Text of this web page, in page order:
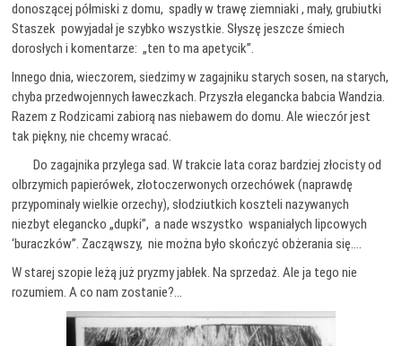
donoszącej półmiski z domu, spadły w trawę ziemniaki , mały, grubiutki
Staszek powyjadał je szybko wszystkie. Słyszę jeszcze śmiech
dorosłych i komentarze: „ten to ma apetycik”.
Innego dnia, wieczorem, siedzimy w zagajniku starych sosen, na starych,
chyba przedwojennych ławeczkach. Przyszła elegancka babcia Wandzia.
Razem z Rodzicami zabiorą nas niebawem do domu. Ale wieczór jest
tak piękny, nie chcemy wracać.
Do zagajnika przylega sad. W trakcie lata coraz bardziej złocisty od
olbrzymich papierówek, złotoczerwonych orzechówek (naprawdę
przypominały wielkie orzechy), słodziutkich koszteli nazywanych
niezbyt elegancko „dupki”, a nade wszystko wspaniałych lipcowych
‘buraczków”. Zacząwszy, nie można było skończyć obżerania się….
W starej szopie leżą już pryzmy jabłek. Na sprzedaż. Ale ja tego nie
rozumiem. A co nam zostanie?…